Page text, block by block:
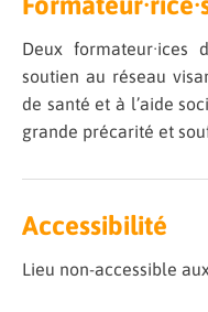
Deux formateur·ices
soutien au réseau
de santé et à l’aide
grande précarité et
Accessibilité
Lieu non-accessible